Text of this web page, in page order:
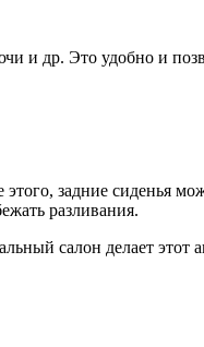
и др. Это удобно и
задние сиденья
разливания.
салон делает